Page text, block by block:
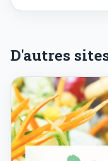
D'autres